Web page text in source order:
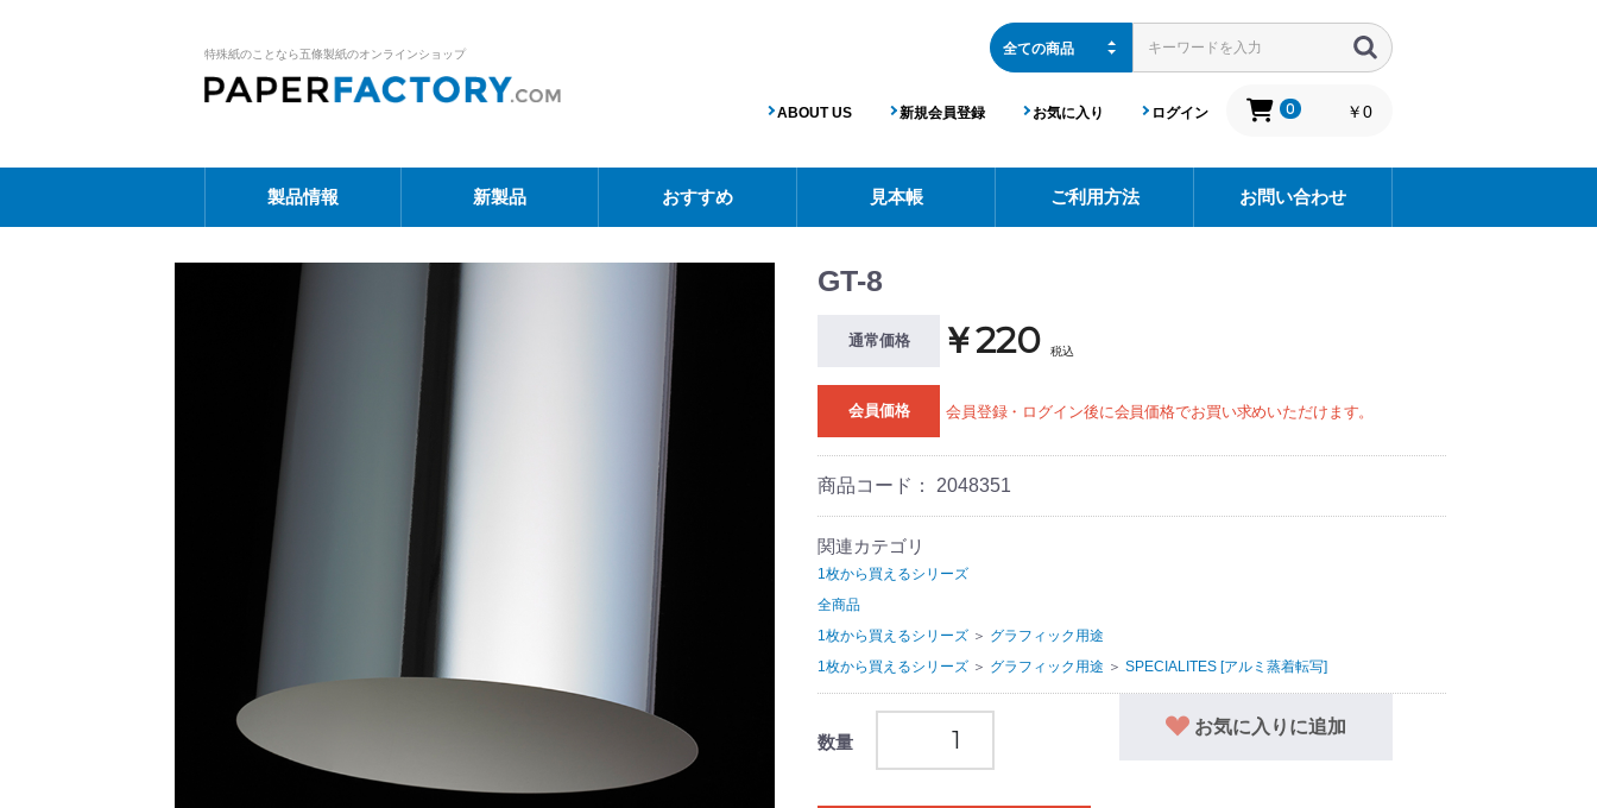
ABOUT US 新規会員登録 お気に入り ログイン 0 ￥0
特殊紙のことなら五條製紙のオンラインショップ
製品情報 新製品 おすすめ 見本帳 ご利用方法 お問い合わせ
GT-8
通常価格 ￥220 税込
会員価格 会員登録・ログイン後に会員価格でお買い求めいただけます。
商品コード： 2048351
関連カテゴリ
1枚から買えるシリーズ
全商品
1枚から買えるシリーズ ＞ グラフィック用途
1枚から買えるシリーズ ＞ グラフィック用途 ＞ SPECIALITES [アルミ蒸着転写]
数量
お気に入りに追加